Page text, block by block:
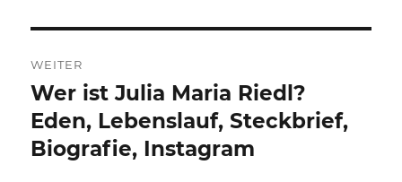
WEITER
Nächster
Beitrag:
Wer ist Julia Maria Riedl?
Eden, Lebenslauf, Steckbrief,
Biografie, Instagram